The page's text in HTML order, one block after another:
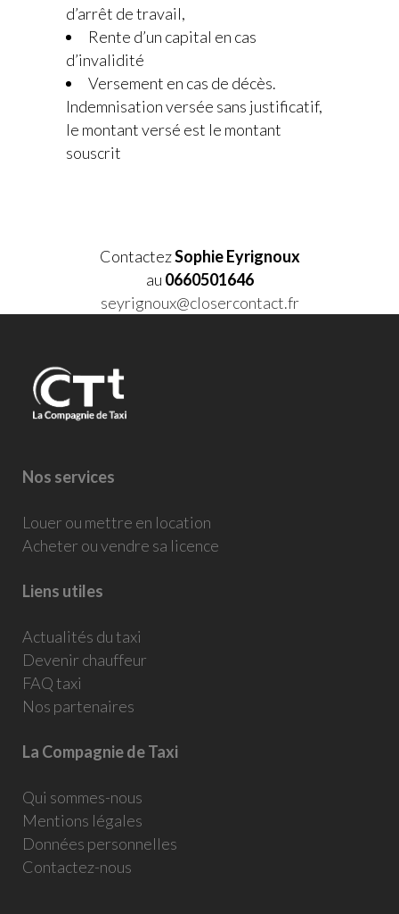
d’arrêt de travail,
Rente d’un capital en cas
d’invalidité
Versement en cas de décès.
Indemnisation versée sans justificatif,
le montant versé est le montant
souscrit
ContactezSophie Eyrignoux
au 0660501646
seyrignoux@closercontact.fr
Nos services
Louer ou mettre en location
Acheter ou vendre sa licence
Liens utiles
Actualités du taxi
Devenir chauffeur
FAQ taxi
Nos partenaires
La Compagnie de Taxi
Qui sommes-nous
Mentions légales
Données personnelles
Contactez-nous